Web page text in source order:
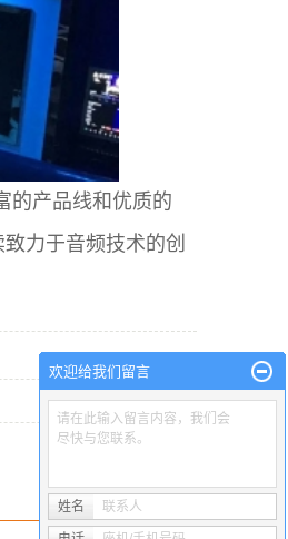
的产品线和优质的
力于音频技术的创
欢迎给我们留言
请在此输入留言内容，我们会
尽快与您联系。
姓名 联系人